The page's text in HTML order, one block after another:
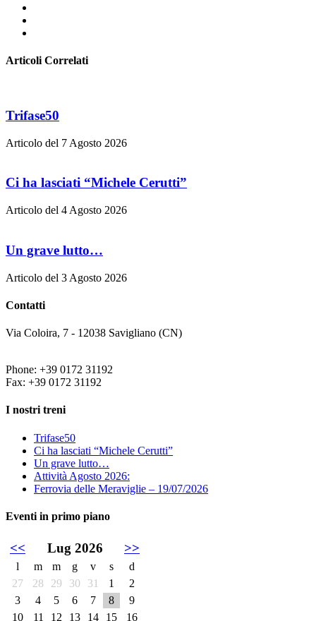
Articoli Correlati
Trifase50
Articolo del 7 Agosto 2026
Ci ha lasciati “Michele Cerutti”
Articolo del 4 Agosto 2026
Un grave lutto…
Articolo del 3 Agosto 2026
Contatti
Via Coloira, 7 - 12038 Savigliano (CN)
Phone: +39 0172 31192
Fax: +39 0172 31192
I nostri treni
Trifase50
Ci ha lasciati “Michele Cerutti”
Un grave lutto…
Attività Agosto 2026:
Ferrovia delle Meraviglie – 19/07/2026
Eventi in primo piano
<< Lug 2026 >>
l m m g v s
d
27
28 29 30 31 1
2
3
4 5 6 7 8
9
10
11 12 13 14 15 16